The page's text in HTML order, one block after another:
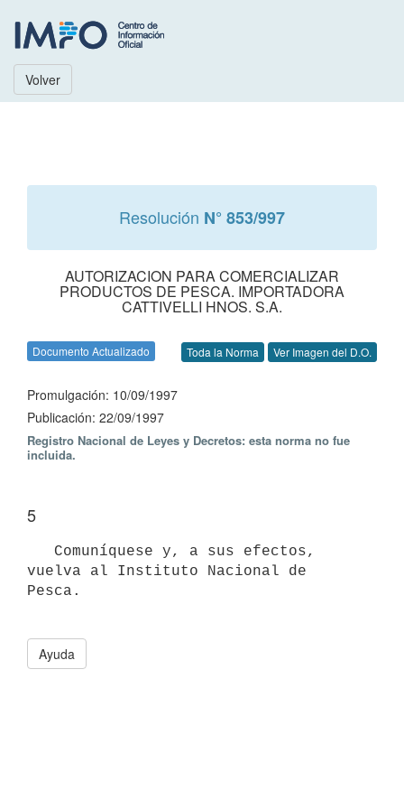
Volver
Resolución N° 853/997
AUTORIZACION PARA COMERCIALIZAR
PRODUCTOS DE PESCA. IMPORTADORA
CATTIVELLI HNOS. S.A.
Documento Actualizado Toda la Norma Ver Imagen del D.O.
Promulgación: 10/09/1997
Publicación: 22/09/1997
Registro Nacional de Leyes y Decretos: esta norma no fue
incluida.
5
vuelva al Instituto Nacional de
Pesca.
Ayuda